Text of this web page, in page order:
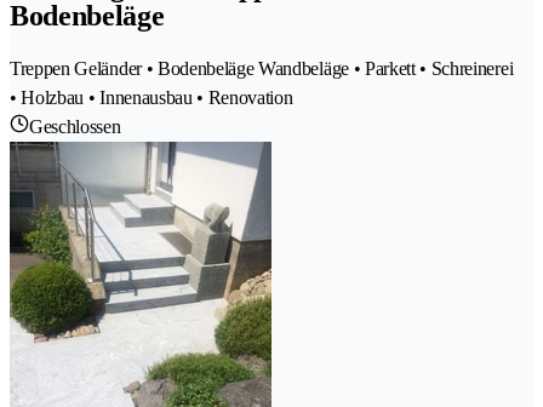
Bodenbeläge
Treppen Geländer • Bodenbeläge Wandbeläge • Parkett • Schreinerei
• Holzbau • Innenausbau • Renovation
Geschlossen